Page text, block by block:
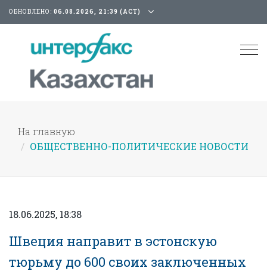
ОБНОВЛЕНО: 06.08.2026, 21:39 (АСТ)
На главную
ОБЩЕСТВЕННО-ПОЛИТИЧЕСКИЕ НОВОСТИ
18.06.2025, 18:38
Швеция направит в эстонскую
тюрьму до 600 своих заключенных